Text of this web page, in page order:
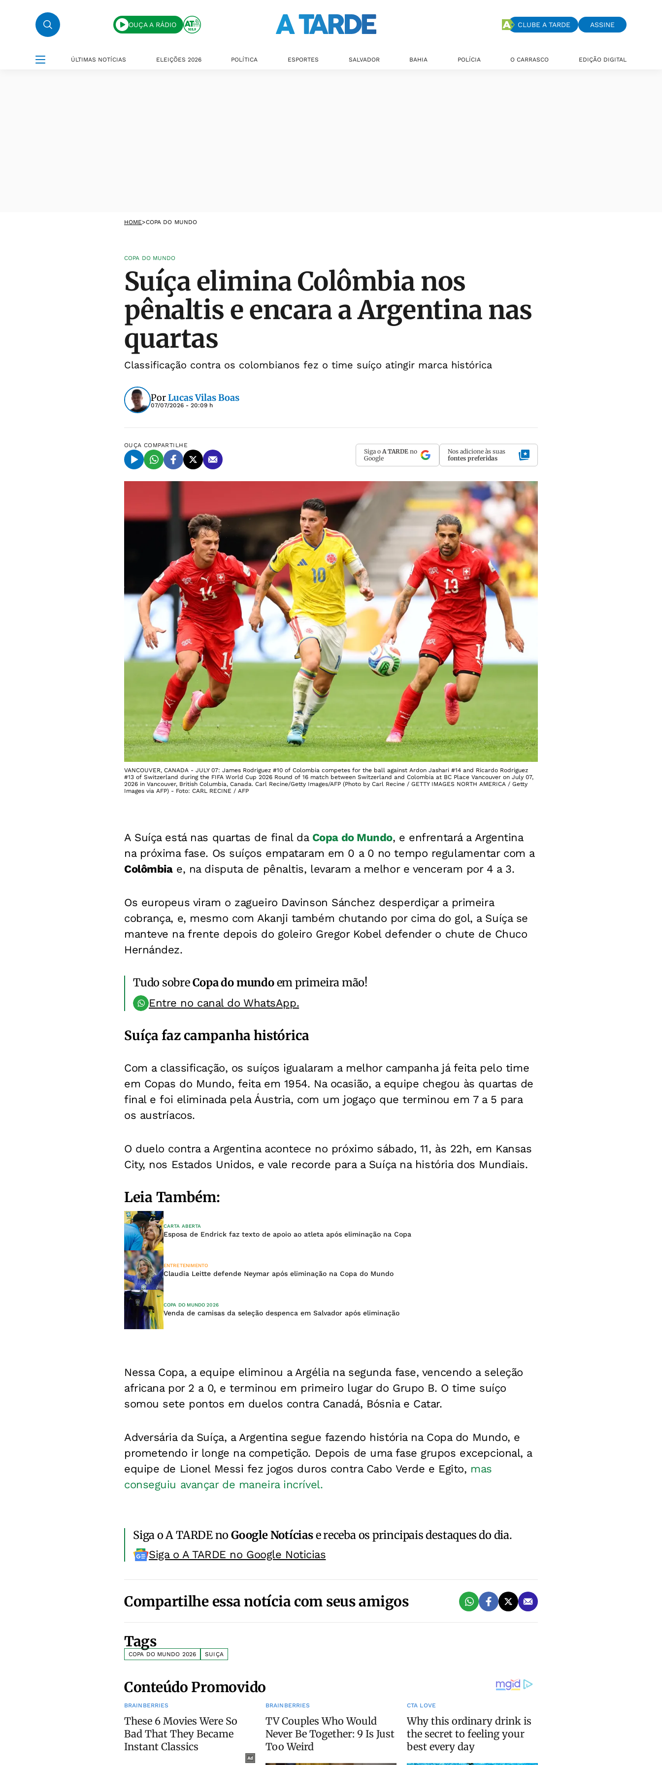
OUÇA A RÁDIO CLUBE A TARDE ASSINE
ÚLTIMAS NOTÍCIAS ELEIÇÕES 2026 POLÍTICA ESPORTES SALVADOR BAHIA POLÍCIA O CARRASCO EDIÇÃO DIGITAL
HOME>COPA DO MUNDO
COPA DO MUNDO
Suíça elimina Colômbia nos
pênaltis e encara a Argentina nas
quartas
Classificação contra os colombianos fez o time suíço atingir marca histórica
PorLucas Vilas Boas
07/07/2026 - 20:09 h
OUÇA COMPARTILHE
Siga o A TARDE no
Google
Nos adicione às suas
fontes preferidas
VANCOUVER, CANADA - JULY 07: James Rodriguez #10 of Colombia competes for the ball against Ardon Jashari #14 and Ricardo Rodriguez
#13 of Switzerland during the FIFA World Cup 2026 Round of 16 match between Switzerland and Colombia at BC Place Vancouver on July 07,
2026 in Vancouver, British Columbia, Canada. Carl Recine/Getty Images/AFP (Photo by Carl Recine / GETTY IMAGES NORTH AMERICA / Getty
Images via AFP) - Foto: CARL RECINE / AFP
A Suíça está nas quartas de final da Copa do Mundo, e enfrentará a Argentina
na próxima fase. Os suíços empataram em 0 a 0 no tempo regulamentar com a
Colômbiae, na disputa de pênaltis, levaram a melhor e venceram por 4 a 3.
Os europeus viram o zagueiro Davinson Sánchez desperdiçar a primeira
cobrança, e, mesmo com Akanji também chutando por cima do gol, a Suíça se
manteve na frente depois do goleiro Gregor Kobel defender o chute de Chuco
Hernández.
Tudo sobreCopa do mundoem primeira mão!
Entre no canal do WhatsApp.
Suíça faz campanha histórica
Com a classificação, os suíços igualaram a melhor campanha já feita pelo time
em Copas do Mundo, feita em 1954. Na ocasião, a equipe chegou às quartas de
final e foi eliminada pela Áustria, com um jogaço que terminou em 7 a 5 para
os austríacos.
O duelo contra a Argentina acontece no próximo sábado, 11, às 22h, em Kansas
City, nos Estados Unidos, e vale recorde para a Suíça na história dos Mundiais.
Leia Também:
CARTA ABERTA
Esposa de Endrick faz texto de apoio ao atleta após eliminação na Copa
ENTRETENIMENTO
Claudia Leitte defende Neymar após eliminação na Copa do Mundo
COPA DO MUNDO 2026
Venda de camisas da seleção despenca em Salvador após eliminação
Nessa Copa, a equipe eliminou a Argélia na segunda fase, vencendo a seleção
africana por 2 a 0, e terminou em primeiro lugar do Grupo B. O time suíço
somou sete pontos em duelos contra Canadá, Bósnia e Catar.
Adversária da Suíça, a Argentina segue fazendo história na Copa do Mundo, e
prometendo ir longe na competição. Depois de uma fase grupos excepcional, a
equipe de Lionel Messi fez jogos duros contra Cabo Verde e Egito, mas
conseguiu avançar de maneira incrível.
Siga o A TARDE noGoogle Notíciase receba os principais destaques do dia.
Siga o A TARDE no Google Noticias
Compartilhe essa notícia com seus amigos
Tags
COPA DO MUNDO 2026 SUIÇA